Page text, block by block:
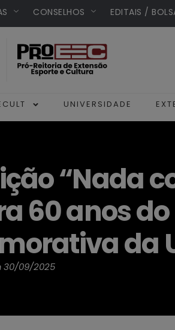
CONSELHOS EDITAIS /
UNIVERSIDADE
“Nada
60 anos
da
30/09/2025